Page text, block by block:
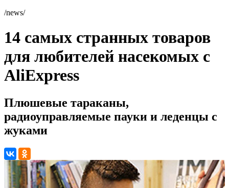
/news/
14 самых странных товаров
для любителей насекомых с
AliExpress
Плюшевые тараканы,
радиоуправляемые пауки и леденцы с
жуками